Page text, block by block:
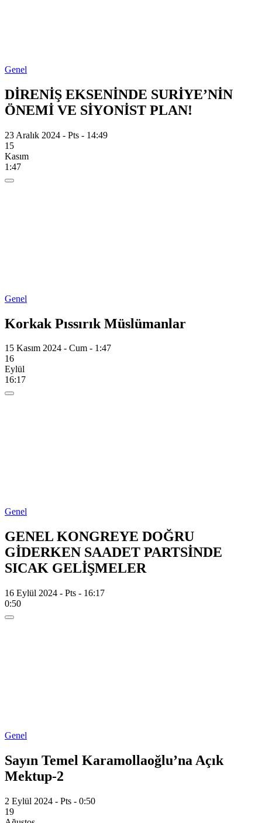
Genel
DİRENİŞ EKSENİNDE SURİYE’NİN
ÖNEMİ VE SİYONİST PLAN!
23 Aralık 2024 - Pts - 14:49
15
Kasım
1:47
Genel
Korkak Pıssırık Müslümanlar
15 Kasım 2024 - Cum - 1:47
16
Eylül
16:17
Genel
GENEL KONGREYE DOĞRU
GİDERKEN SAADET PARTSİNDE
SICAK GELİŞMELER
16 Eylül 2024 - Pts - 16:17
0:50
Genel
Sayın Temel Karamollaoğlu’na Açık
Mektup-2
2 Eylül 2024 - Pts - 0:50
19